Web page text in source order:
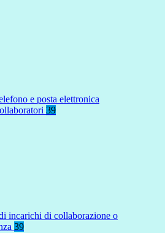
e posta elettronica
39
incarichi di collaborazione o
39